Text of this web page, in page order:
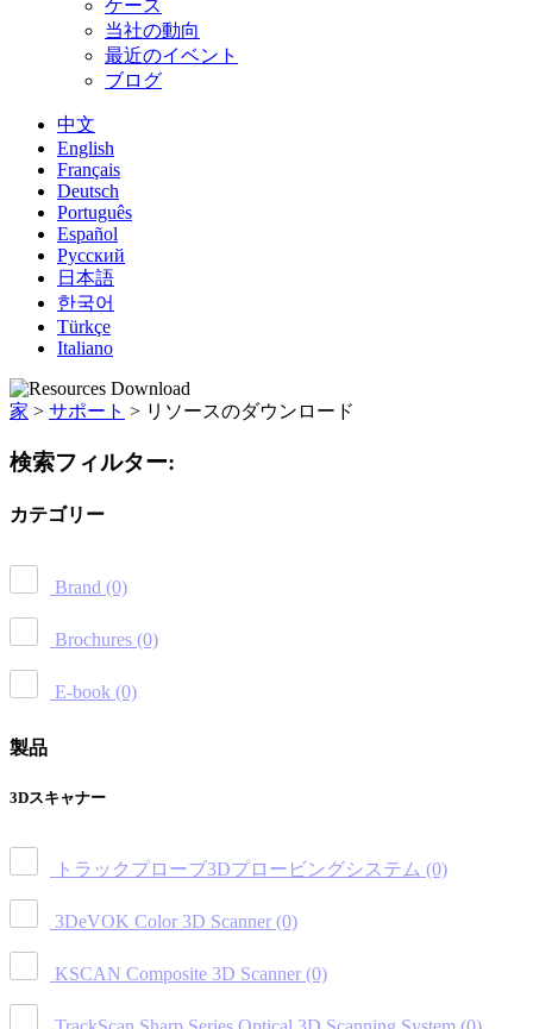
ケース
当社の動向
最近のイベント
ブログ
中文
English
Français
Deutsch
Português
Español
Русский
日本語
한국어
Türkçe
Italiano
家 > サポート > リソースのダウンロード
検索フィルター:
カテゴリー
Brand (0)
Brochures (0)
E-book (0)
製品
3Dスキャナー
トラックプローブ3Dプロービングシステム (0)
3DeVOK Color 3D Scanner (0)
KSCAN Composite 3D Scanner (0)